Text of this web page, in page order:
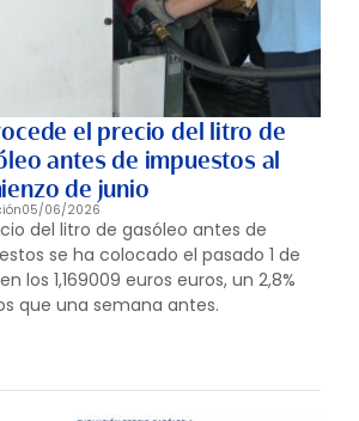
el precio del litro de
antes de impuestos al
de junio
05/06/2026
del litro de gasóleo antes de
se ha colocado el pasado 1 de
los 1,169009 euros euros, un 2,8%
que una semana antes.